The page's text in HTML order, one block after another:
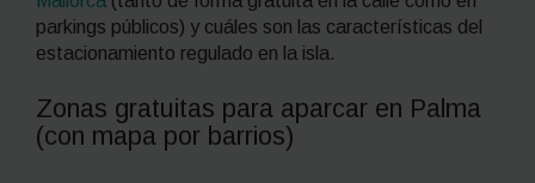
parkings públicos) y cuáles son las características del
estacionamiento regulado en la isla.
Zonas gratuitas para aparcar en Palma
(con mapa por barrios)